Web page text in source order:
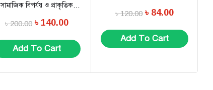
সামাজিক বিপর্যয় ও প্রাকৃতিক
৳200.00 ৳ 140.00
Add To Cart
৳120.00 ৳ 84.00
Add To Cart